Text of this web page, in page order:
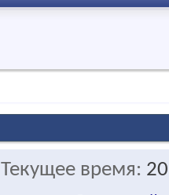
Текущее время: